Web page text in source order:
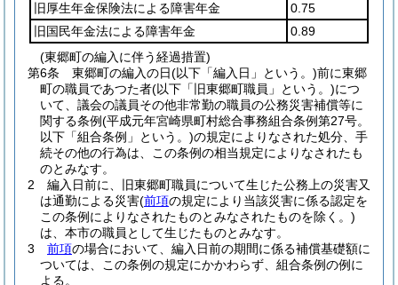
旧厚生年金保険法による障害年金
0.75
旧国民年金法による障害年金
0.89
(東郷町の編入に伴う経過措置)
第6条
東郷町の編入の日(以下「編入日」という。)前に東郷
町の職員であつた者(以下「旧東郷町職員」という。)につ
いて、議会の議員その他非常勤の職員の公務災害補償等に
関する条例(平成元年宮崎県町村総合事務組合条例第27号。
以下「組合条例」という。)の規定によりなされた処分、手
続その他の行為は、この条例の相当規定によりなされたも
のとみなす。
2
編入日前に、旧東郷町職員について生じた公務上の災害又
は通勤による災害(前項の規定により当該災害に係る認定を
この条例によりなされたものとみなされたものを除く。)
は、本市の職員として生じたものとみなす。
3
前項の場合において、編入日前の期間に係る補償基礎額に
ついては、この条例の規定にかかわらず、組合条例の例に
よる。